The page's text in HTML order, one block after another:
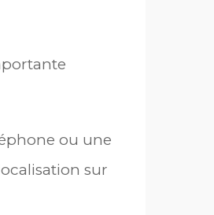
ou une
sur